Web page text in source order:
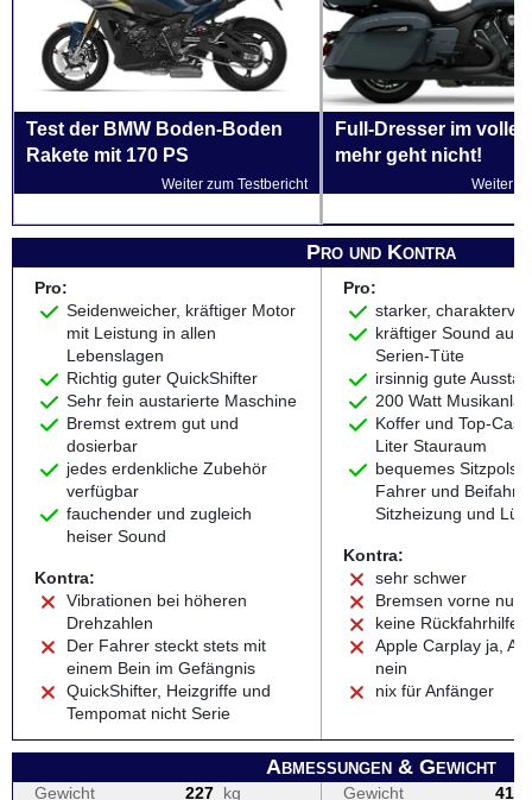
Test der BMW Boden-Boden
Rakete mit 170 PS
Weiter zum Testbericht
Full-Dresser im
mehr geht nicht!
Weiter
Pro und Kontra
Pro:
Seidenweicher, kräftiger Motor
mit Leistung in allen
Lebenslagen
Richtig guter QuickShifter
Sehr fein austarierte Maschine
Bremst extrem gut und
dosierbar
jedes erdenkliche Zubehör
verfügbar
fauchender und zugleich
heiser Sound
Kontra:
Vibrationen bei höheren
Drehzahlen
Der Fahrer steckt stets mit
einem Bein im Gefängnis
QuickShifter, Heizgriffe und
Tempomat nicht Serie
Pro:
starker,
kräftiger Sound aus
Serien-Tüte
irsinnig gute
200 Watt
Koffer und Top-
Liter Stauraum
bequemes
Fahrer und
Sitzheizung und
Kontra:
sehr schwer
Bremsen vorne nur
keine Rückfahrhilfe
Apple Carplay ja,
nein
nix für Anfänger
Abmessungen & Gewicht
Gewicht 227 kg
Gewicht
416